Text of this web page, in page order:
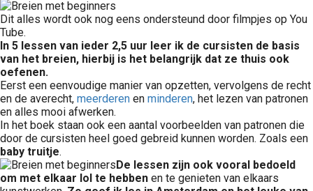
Dit alles wordt ook nog eens ondersteund door filmpjes op You
Tube.
In 5 lessen van ieder 2,5 uur leer ik de cursisten de basis
van het breien, hierbij is het belangrijk dat ze thuis ook
oefenen.
Eerst een eenvoudige manier van opzetten, vervolgens de recht
en de averecht, meerderen en minderen, het lezen van patronen
en alles mooi afwerken.
In het boek staan ook een aantal voorbeelden van patronen die
door de cursisten heel goed gebreid kunnen worden. Zoals een
baby truitje.
De lessen zijn ook vooral bedoeld
om met elkaar lol te hebben en te genieten van elkaars